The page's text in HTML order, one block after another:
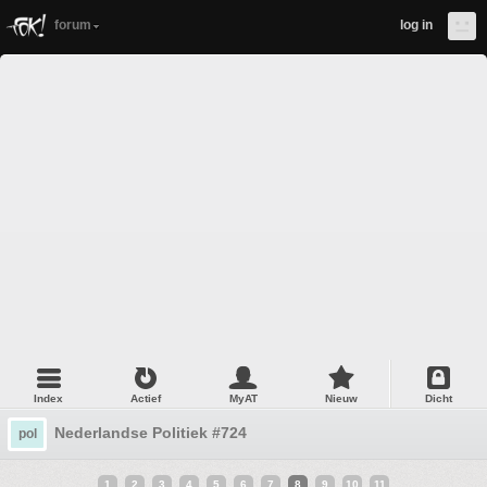
forum log in
Index Actief MyAT Nieuw Dicht
pol Nederlandse Politiek #724
1 2 3 4 5 6 7 8 9 10 11